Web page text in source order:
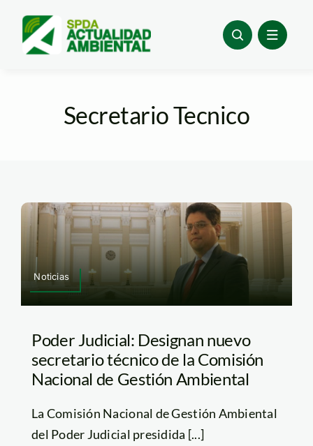
content
Secretario Tecnico
Noticias
Poder Judicial: Designan nuevo
secretario técnico de la Comisión
Nacional de Gestión Ambiental
La Comisión Nacional de Gestión Ambiental
del Poder Judicial presidida [...]